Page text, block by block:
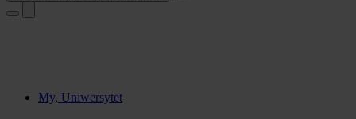
My, Uniwersytet